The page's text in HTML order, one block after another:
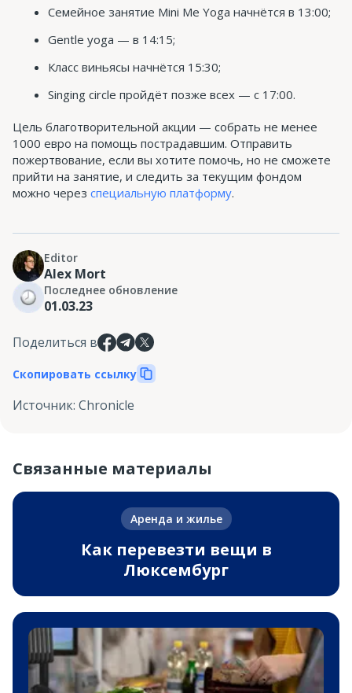
Семейное занятие Mini Me Yoga начнётся в 13:00;
Gentle yoga — в 14:15;
Класс виньясы начнётся 15:30;
Singing circle пройдёт позже всех — с 17:00.
Цель благотворительной акции — собрать не менее
1000 евро на помощь пострадавшим. Отправить
пожертвование, если вы хотите помочь, но не сможете
прийти на занятие, и следить за текущим фондом
можно через специальную платформу.
Editor
Alex Mort
Последнее обновление
01.03.23
Поделиться в
Скопировать ссылку
Источник: Chronicle
Связанные материалы
Аренда и жилье
Как перевезти вещи в
Люксембург